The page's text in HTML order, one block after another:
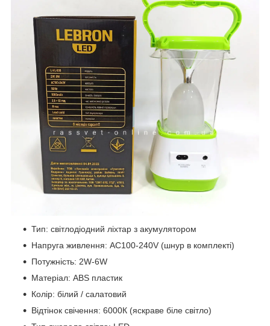
Тип: світлодіодний ліхтар з акумулятором
Напруга живлення: AC100-240V (шнур в комплекті)
Потужність: 2W-6W
Матеріал: ABS пластик
Колір: білий / салатовий
Відтінок свічення: 6000К (яскраве біле світло)